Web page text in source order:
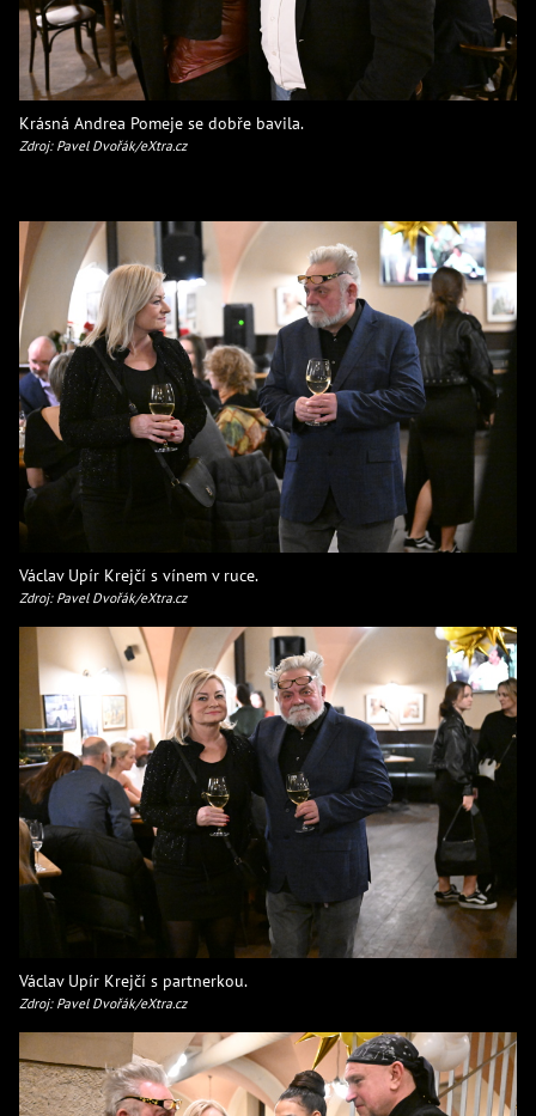
Krásná Andrea Pomeje se dobře bavila.
Zdroj: Pavel Dvořák/eXtra.cz
Václav Upír Krejčí s vínem v ruce.
Zdroj: Pavel Dvořák/eXtra.cz
Václav Upír Krejčí s partnerkou.
Zdroj: Pavel Dvořák/eXtra.cz